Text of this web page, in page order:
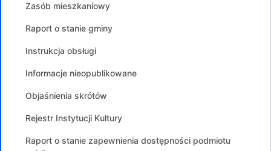
Zasób mieszkaniowy
Raport o stanie gminy
Instrukcja obsługi
Informacje nieopublikowane
Objaśnienia skrótów
Rejestr Instytucji Kultury
Raport o stanie zapewnienia dostępności podmiotu